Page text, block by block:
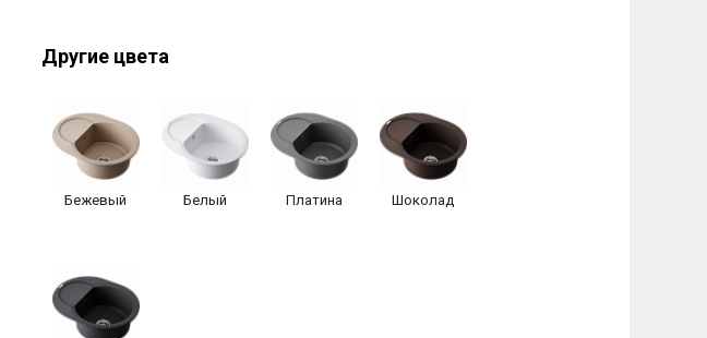
Другие цвета
Бежевый Белый Платина Шоколад